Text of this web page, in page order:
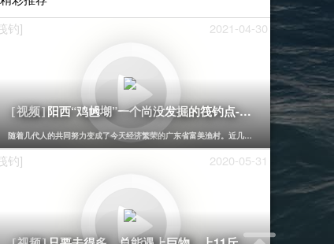
钓]
2021-04-30
[视频]阳西“鸡乸㙟”一个尚没发掘的筏钓点-前篇攻略
随着几代人的共同努力变成了今天经济繁荣的广东省富美渔村。近几年来乡村振兴事业的发
钓] 2020-05-31